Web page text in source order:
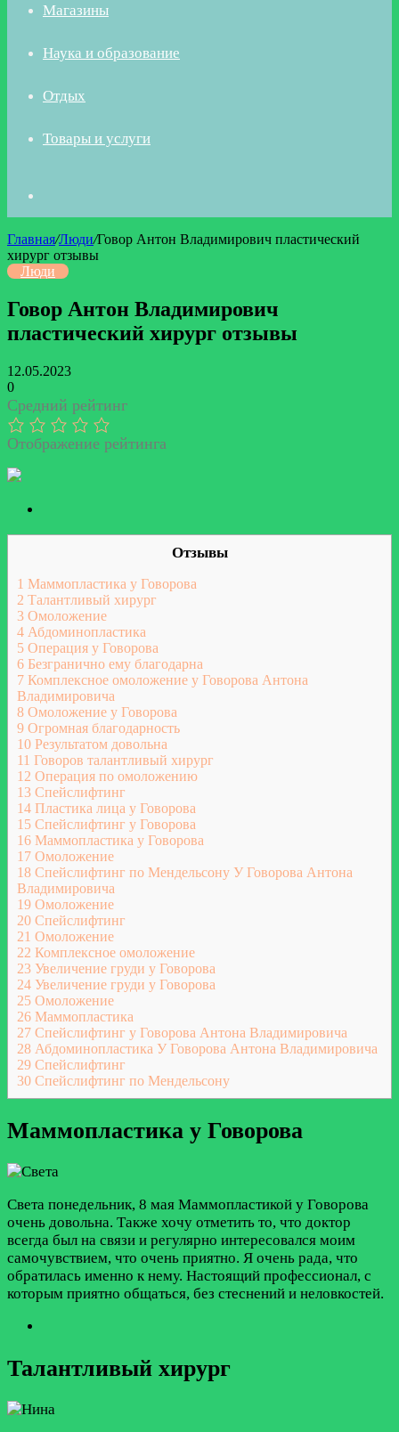
Магазины
Наука и образование
Отдых
Товары и услуги
Главная/Люди/Говор Антон Владимирович пластический
хирург отзывы
Люди
Говор Антон Владимирович
пластический хирург отзывы
12.05.2023
0
Средний рейтинг
Отображение рейтинга
Отзывы
1 Маммопластика у Говорова
2 Талантливый хирург
3 Омоложение
4 Абдоминопластика
5 Операция у Говорова
6 Безгранично ему благодарна
7 Комплексное омоложение у Говорова Антона
Владимировича
8 Омоложение у Говорова
9 Огромная благодарность
10 Результатом довольна
11 Говоров талантливый хирург
12 Операция по омоложению
13 Спейслифтинг
14 Пластика лица у Говорова
15 Спейслифтинг у Говорова
16 Маммопластика у Говорова
17 Омоложение
18 Спейслифтинг по Мендельсону У Говорова Антона
Владимировича
19 Омоложение
20 Спейслифтинг
21 Омоложение
22 Комплексное омоложение
23 Увеличение груди у Говорова
24 Увеличение груди у Говорова
25 Омоложение
26 Маммопластика
27 Спейслифтинг у Говорова Антона Владимировича
28 Абдоминопластика У Говорова Антона Владимировича
29 Спейслифтинг
30 Спейслифтинг по Мендельсону
Маммопластика у Говорова
Света понедельник, 8 мая Маммопластикой у Говорова
очень довольна. Также хочу отметить то, что доктор
всегда был на связи и регулярно интересовался моим
самочувствием, что очень приятно. Я очень рада, что
обратилась именно к нему. Настоящий профессионал, с
которым приятно общаться, без стеснений и неловкостей.
Талантливый хирург